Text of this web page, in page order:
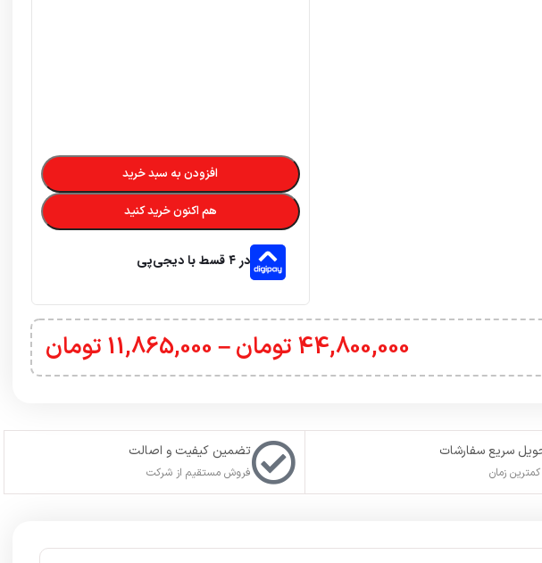
افزودن به سبد خرید
هم اکنون خرید کنید
در ۴ قسط با دیجی‌پی
44,800,000 تومان–
11,865,000 تومان
سریع سفارشات
زمان
تضمین کیفیت و اصالت
فروش مستقیم از شرکت